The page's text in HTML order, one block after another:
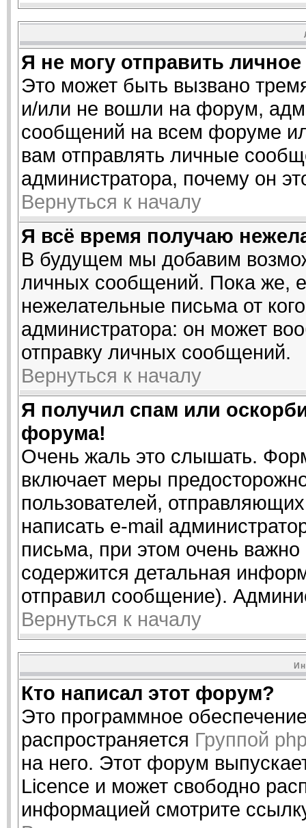
Я не могу отправить
Это может быть вызвано
и/или не вошли на форум,
сообщений на всем форуме
вам отправлять личные
администратора, почему он
Вернуться к началу
Я всё время получаю
В будущем мы добавим
личных сообщений. Пока же,
нежелательные письма от
администратора: он может
отправку личных сообщений.
Вернуться к началу
Я получил спам или
форума!
Очень жаль это слышать.
включает меры
пользователей,
написать e-mail
письма, при этом очень важно
содержится детальная
отправил сообщение).
Вернуться к началу
Кто написал этот форум?
Это программное
распространяется Группой
на него. Этот форум
Licence и может свободно
информацией смотрите